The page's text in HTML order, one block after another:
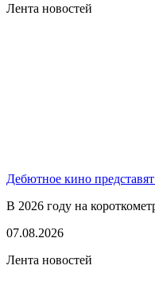
Лента новостей
Дебютное кино
В 2026 году на
07.08.2026
Лента новостей